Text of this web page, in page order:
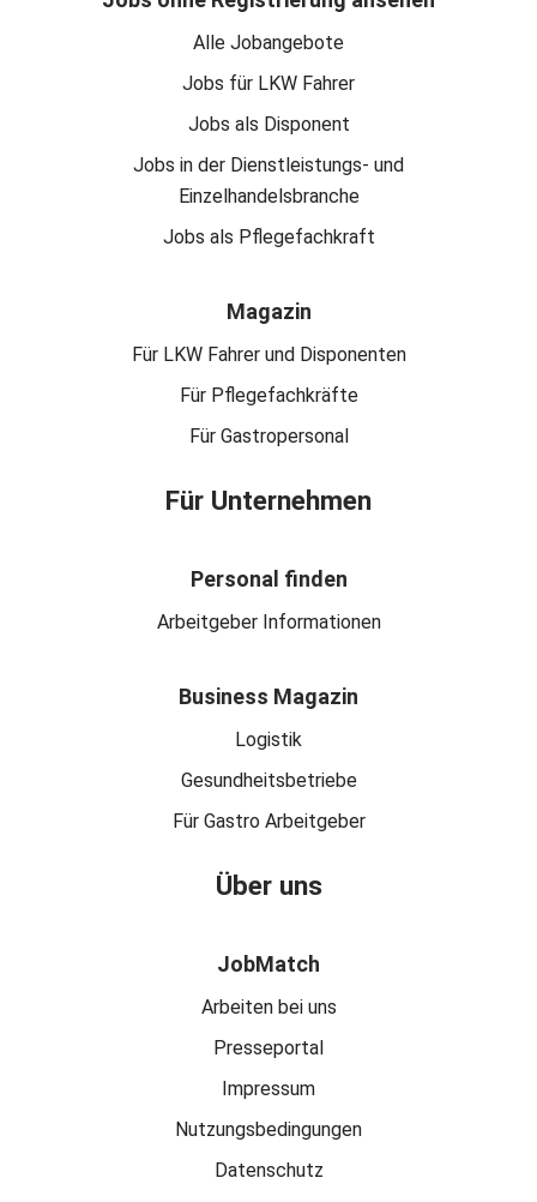
Alle Jobangebote
Jobs für LKW Fahrer
Jobs als Disponent
Jobs in der Dienstleistungs- und
Einzelhandelsbranche
Jobs als Pflegefachkraft
Magazin
Für LKW Fahrer und Disponenten
Für Pflegefachkräfte
Für Gastropersonal
Für Unternehmen
Personal finden
Arbeitgeber Informationen
Business Magazin
Logistik
Gesundheitsbetriebe
Für Gastro Arbeitgeber
Über uns
JobMatch
Arbeiten bei uns
Presseportal
Impressum
Nutzungsbedingungen
Datenschutz